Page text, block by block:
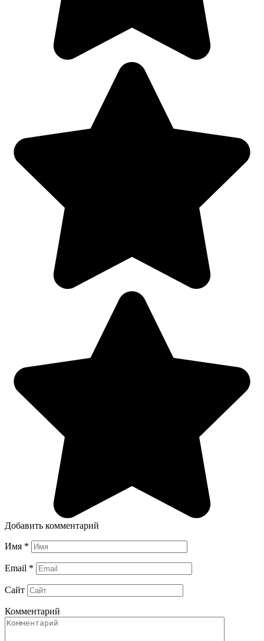
Добавить комментарий
Имя *
Email *
Сайт
Комментарий